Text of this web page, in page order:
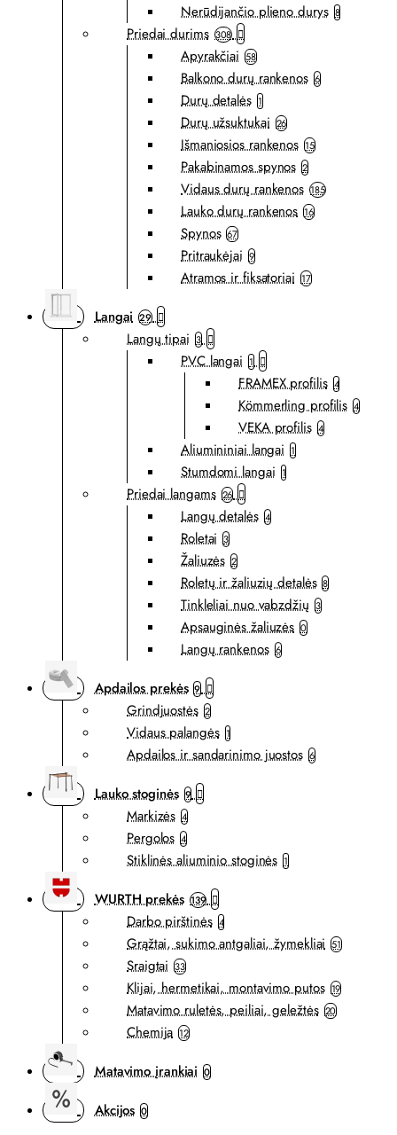
Nerūdijančio plieno durys 8
Priedai durims 308
Apyrakčiai 58
Balkono durų rankenos 6
Durų detalės 1
Durų užsuktukai 26
Išmaniosios rankenos 15
Pakabinamos spynos 2
Vidaus durų rankenos 185
Lauko durų rankenos 16
Spynos 67
Pritraukėjai 9
Atramos ir fiksatoriai 17
Langai 29
Langų tipai 3
PVC langai 1
FRAMEX profilis 4
Kömmerling profilis 4
VEKA profilis 4
Aliumininiai langai 1
Stumdomi langai 1
Priedai langams 26
Langų detalės 4
Roletai 3
Žaliuzės 2
Roletų ir žaliuzių detalės 8
Tinkleliai nuo vabzdžių 3
Apsauginės žaliuzės 0
Langų rankenos 6
Apdailos prekės 9
Grindjuostės 2
Vidaus palangės 1
Apdailos ir sandarinimo juostos 6
Lauko stoginės 9
Markizės 4
Pergolos 4
Stiklinės aliuminio stoginės 1
WURTH prekės 139
Darbo pirštinės 4
Grąžtai, sukimo antgaliai, žymekliai 51
Sraigtai 33
Klijai, hermetikai, montavimo putos 19
Matavimo ruletės, peiliai, geležtės 20
Chemija 12
Matavimo įrankiai 0
Akcijos 0